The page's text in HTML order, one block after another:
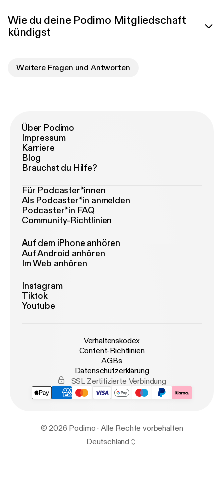
Wie du deine Podimo Mitgliedschaft
kündigst
Weitere Fragen und Antworten
Über Podimo
Impressum
Karriere
Blog
Brauchst du Hilfe?
Für Podcaster*innen
Als Podcaster*in anmelden
Podcaster*in FAQ
Community-Richtlinien
Auf dem iPhone anhören
Auf Android anhören
Im Web anhören
Instagram
Tiktok
Youtube
Verhaltenskodex
Content-Richtlinien
AGBs
Datenschutzerklärung
SSL Zertifizierte Verbindung
© 2026 Podimo · Alle Rechte vorbehalten
Deutschland